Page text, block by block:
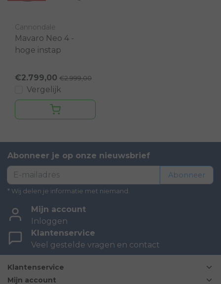
Cannondale
Mavaro Neo 4 -
hoge instap
€2.799,00 €2.999,00
Vergelijk
Abonneer je op onze nieuwsbrief
Abonneer
* Wij delen je informatie met niemand.
Mijn account
Inloggen
Klantenservice
Veel gestelde vragen en contact
Klantenservice
Mijn account